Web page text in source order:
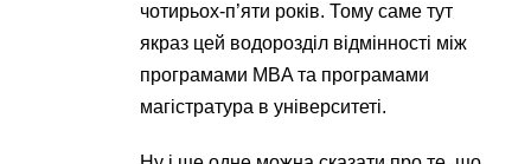
чотирьох-п’яти років. Тому саме тут
якраз цей водорозділ відмінності між
програмами MBA та програмами
магістратура в університеті.